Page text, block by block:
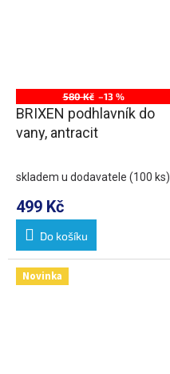
580 Kč –13 %
BRIXEN podhlavník do
vany, antracit
skladem u dodavatele (100 ks)
499 Kč
Do košíku
Novinka